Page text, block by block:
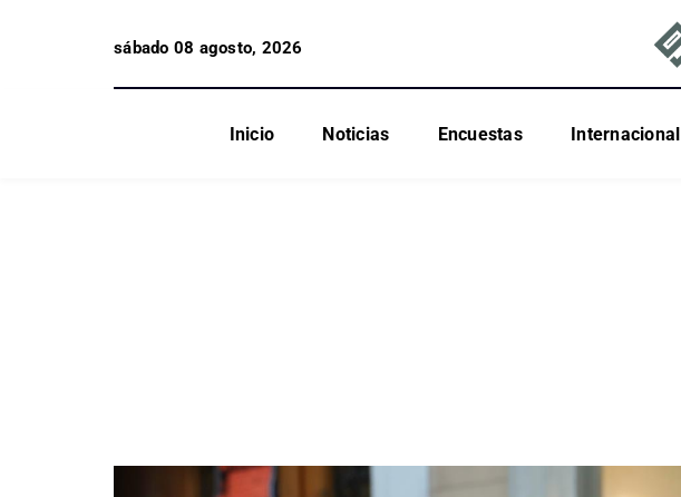
sábado 08 agosto, 2026
Inicio Noticias Encuestas Internacional